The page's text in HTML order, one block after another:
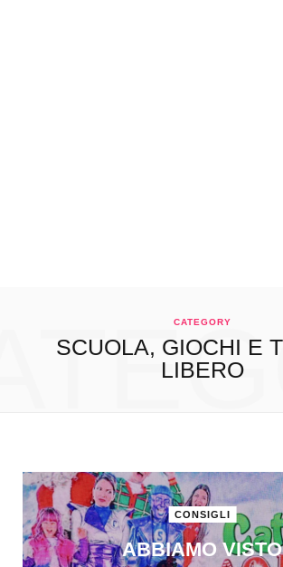
CATEGORY
SCUOLA, GIOCHI E
LIBERO
CONSIGLI
ABBIAMO VISTO